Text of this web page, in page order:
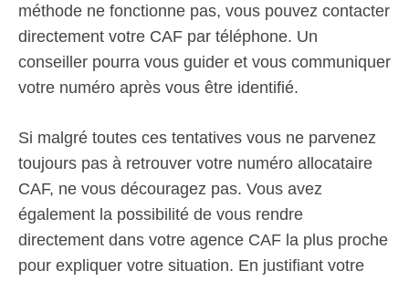
méthode ne fonctionne pas, vous pouvez contacter
directement votre CAF par téléphone. Un
conseiller pourra vous guider et vous communiquer
votre numéro après vous être identifié.
Si malgré toutes ces tentatives vous ne parvenez
toujours pas à retrouver votre numéro allocataire
CAF, ne vous découragez pas. Vous avez
également la possibilité de vous rendre
directement dans votre agence CAF la plus proche
pour expliquer votre situation. En justifiant votre